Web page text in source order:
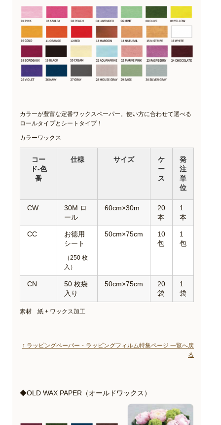
カラーが豊富な定番ワックスペーパー。使い方に合わせて選べる
ロールタイプとシートタイプ！
カラーワックス
コー
ド-色
番
仕様 サイズ
ケ
ー
ス
発
注
単
位
CW
30M ロ
ール
60cm×30m
20
本
1
本
CC
お徳用
シート
（250 枚
入）
50cm×75cm
10
包
1
包
CN
50 枚袋
入り
50cm×75cm
20
袋
1
袋
素材 紙 + ワックス加工
↑ ラッピングペーパー・ラッピングフィルム特集ページ 一覧へ戻
る
◆OLD WAX PAPER（オールドワックス）